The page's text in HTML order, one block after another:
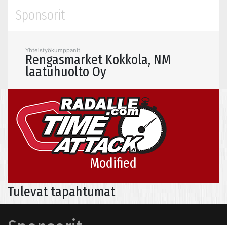
Sponsorit
Yhteistyökumppanit
Rengasmarket Kokkola, NM
laatuhuolto Oy
Modified
Tulevat tapahtumat